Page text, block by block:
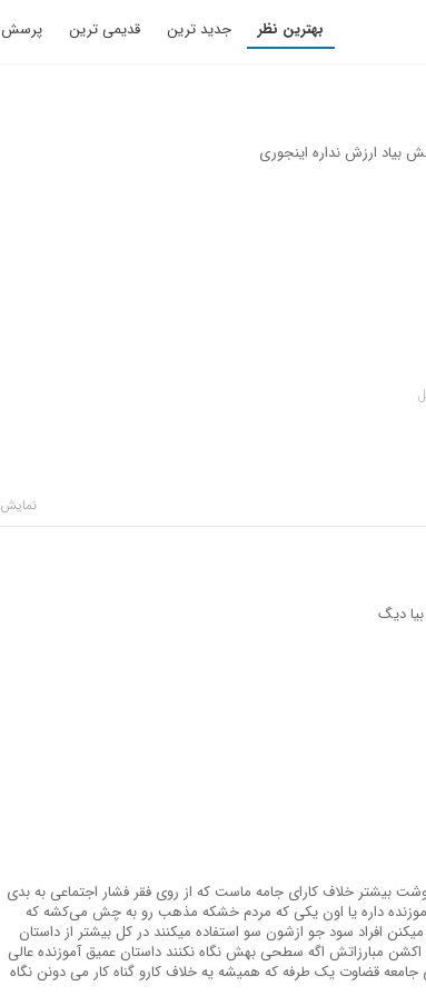
+ WATCHLIST
بهترین نظر جدید ترین قدیمی ترین پرسش
بیاد ارزش نداره اینجوری
دیگ
بیشتر خلاف کارای جامه ماست که از روی فقر فشار اجتماعی به بدی
داره یا اون یکی که مردم خشکه مذهب رو به چش می‌کشه که
افراد سود جو ازشون سو استفاده میکنند در کل بیشتر از داستان
مبارزاتش اگه سطحی بهش نگاه نکنند داستان عمیق آموزنده عالی
قضاوت یک طرفه که همیشه یه خلاف کارو گناه کار می دونن نگاه